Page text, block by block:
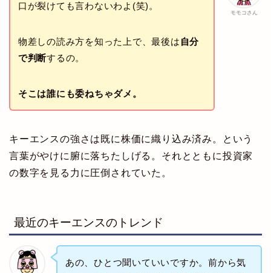
モモコさん
口が裂けても言わないわよ(笑)。
物差しの読み方を知った上で、最後は 自分
で判断するの。
そこは誰にも委ねちゃダメ。
キーエンスの強さは既に株価に織り込み済み。という
言葉がやけに腑に落ちたしげる。それとともに投資家
の数字を見る力に圧倒されていた。
最近のキーエンスのトレンド
あの、ひとつ聞いていいですか。前から気